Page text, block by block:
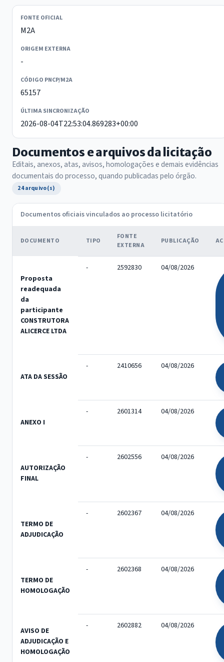
FONTE OFICIAL
M2A
ORIGEM EXTERNA
-
CÓDIGO PNCP/M2A
65157
ÚLTIMA SINCRONIZAÇÃO
2026-08-04T22:53:04.869283+00:00
Documentos e arquivos da licitação
Editais, anexos, atas, avisos, homologações e demais evidências
documentais do processo, quando publicadas pelo órgão.
24 arquivo(s)
Documentos oficiais vinculados ao processo licitatório
DOCUMENTO TIPO
FONTE
EXTERNA
PUBLICAÇÃO
Proposta
readequada
da
participante
CONSTRUTORA
ALICERCE LTDA
- 2592830 04/08/2026
ATA DA SESSÃO
- 2410656 04/08/2026
ANEXO I
- 2601314 04/08/2026
AUTORIZAÇÃO
FINAL
- 2602556 04/08/2026
TERMO DE
ADJUDICAÇÃO
- 2602367 04/08/2026
TERMO DE
HOMOLOGAÇÃO
- 2602368 04/08/2026
AVISO DE
ADJUDICAÇÃO E
HOMOLOGAÇÃO
- 2602882 04/08/2026